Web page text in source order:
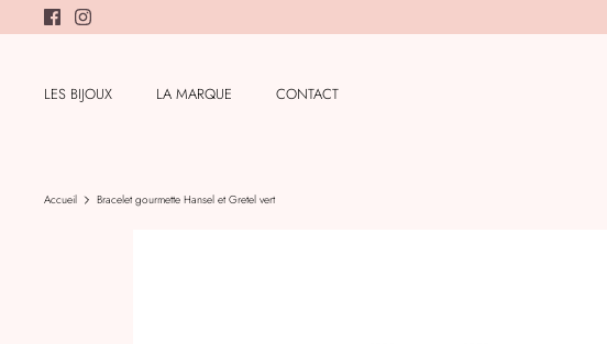
au
LES BIJOUX LA MARQUE CONTACT
Accueil Bracelet gourmette Hansel et Gretel vert